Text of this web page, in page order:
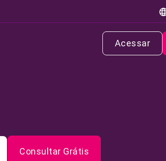
Acessar
Consultar Grátis